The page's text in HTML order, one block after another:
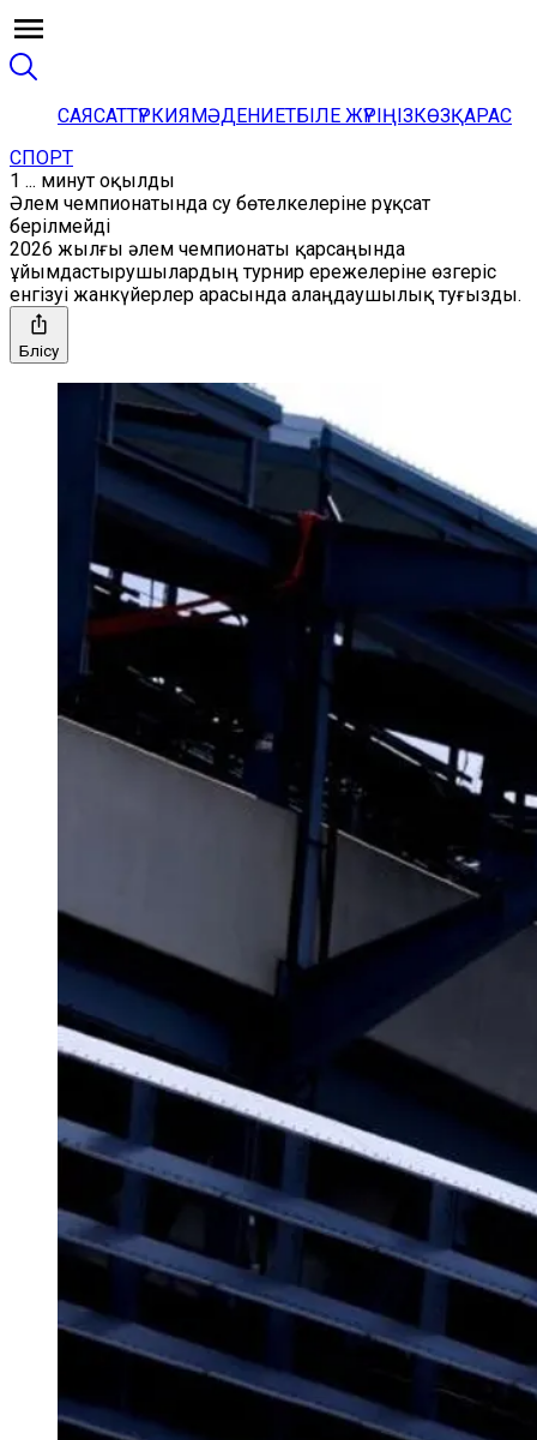
САЯСАТТҮРКИЯМӘДЕНИЕТБІЛЕ ЖҮРІҢІЗКӨЗҚАРАС
СПОРТ
1 ... минут оқылды
Әлем чемпионатында су бөтелкелеріне рұқсат
берілмейді
2026 жылғы әлем чемпионаты қарсаңында
ұйымдастырушылардың турнир ережелеріне өзгеріс
енгізуі жанкүйерлер арасында алаңдаушылық туғызды.
Бөлісу